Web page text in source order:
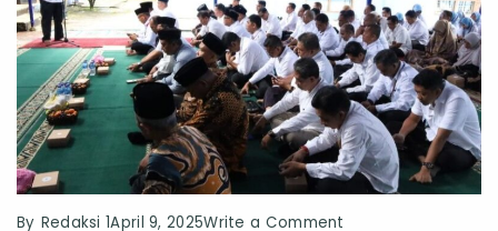
By Redaksi 1April 9, 2025Write a Comment